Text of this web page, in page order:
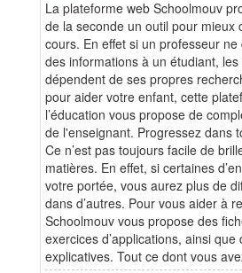
La plateforme web Schoolmouv
de la seconde un outil pour mieux
cours. En effet si un professeur
des informations à un étudiant,
dépendent de ses propres
pour aider votre enfant, cette
l’éducation vous propose de
de l'enseignant. Progressez dans
Ce n’est pas toujours facile de
matières. En effet, si certaines
votre portée, vous aurez plus de
dans d’autres. Pour vous aider à
Schoolmouv vous propose des
exercices d’applications, ainsi que
explicatives. Tout ce dont vous